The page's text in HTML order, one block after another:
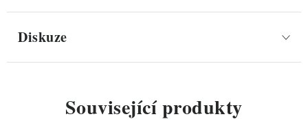
Diskuze
Související produkty